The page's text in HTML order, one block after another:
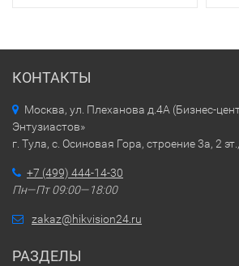
КОНТАКТЫ
Москва, ул. Плеханова д.4А (Бизнес-
Энтузиастов»
г. Тула, с. Осиновая Гора, строение 3а, 2
+7 (499) 444-14-30
Пн—Пт 09:00—18:00
zakaz@hikvision24.ru
РАЗДЕЛЫ